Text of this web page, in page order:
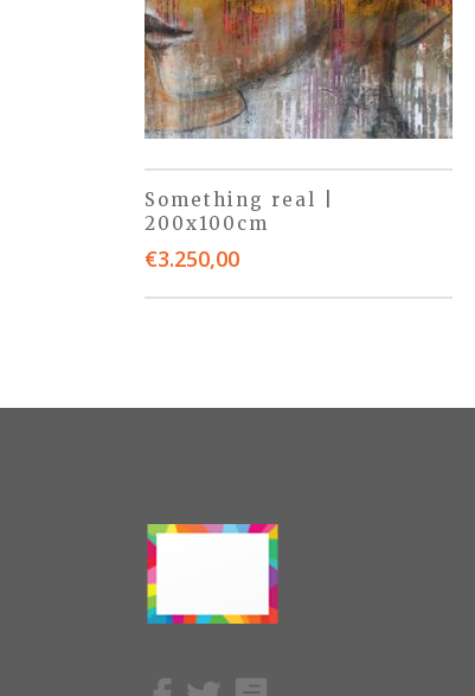
Something real |
200x100cm
€3.250,00